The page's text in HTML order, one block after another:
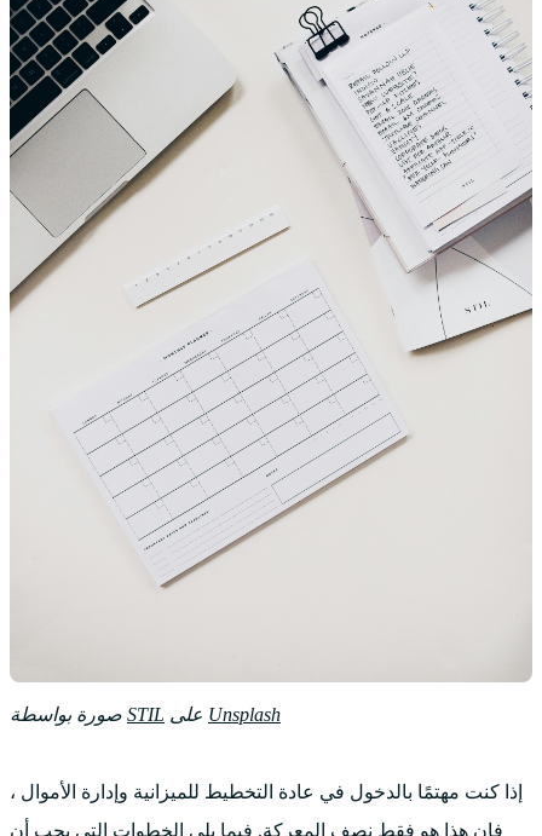
STIL Unsplash
إذا كنت مهتمًا بالدخول في عادة التخطيط للميزانية وإدارة الأموال ،
فإن هذا هو فقط نصف المعركة. فيما يلي الخطوات التي يجب أن